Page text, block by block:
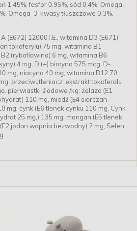
1.45%, fosfor 0.95%, sód 0.4%, Omega-
Omega-3-kwasy tłuszczowe 0.3%.
(E672) 12000 I.E., witamina D3 (E671)
tokoferylu) 75 mg, witamina B1
(ryboflawina) 6 mg, witamina B6
4 mg, D (+) biotyna 575 mcg, D-
mg, niacyna 40 mg, witamina B12 70
przeciwutleniacz: ekstrakt tokoferolu
pierwiastki śladowe /kg: żelazo (E1
110 mg, miedź (E4 siarczan
mg, cynk (E6 tlenek cynku 110 mg, Cynk
25 mg,) 135 mg, mangan (E5 tlenek
jodan wapnia bezwodny) 2 mg, Selen